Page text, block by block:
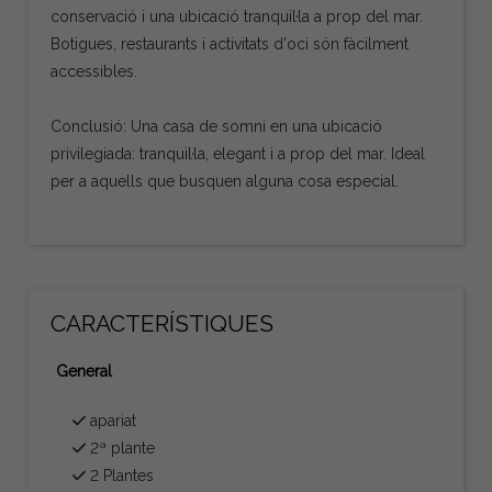
conservació i una ubicació tranquil·la a prop del mar.
Botigues, restaurants i activitats d'oci són fàcilment
accessibles.
Conclusió: Una casa de somni en una ubicació
privilegiada: tranquil·la, elegant i a prop del mar. Ideal
per a aquells que busquen alguna cosa especial.
CARACTERÍSTIQUES
General
apariat
2ª plante
2 Plantes